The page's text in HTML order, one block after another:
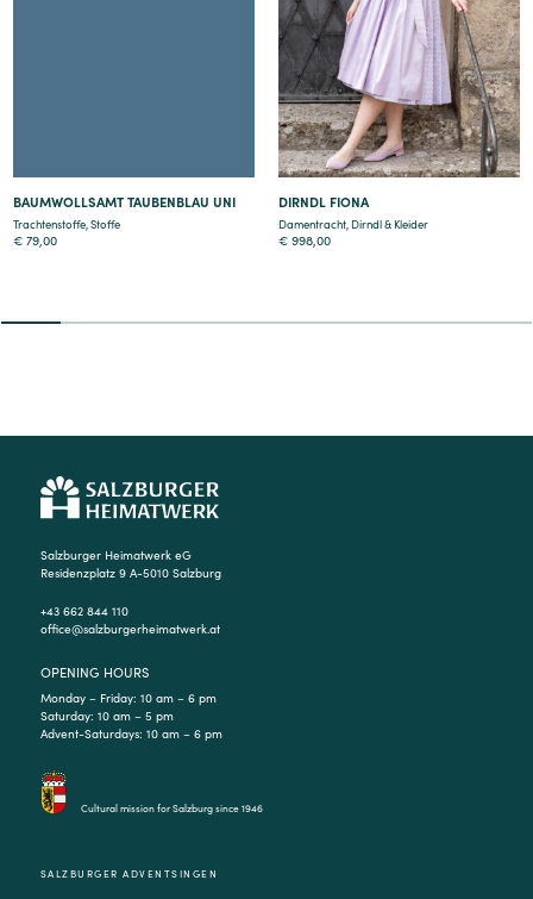
BAUMWOLLSAMT TAUBENBLAU UNI
Trachtenstoffe ,Stoffe
€ 79,00
Details
DIRNDL FIONA
Damentracht Dirndl & Kleider
€ 998,00
2 3 4 5 6 7 8 9
Salzburger Heimatwerk eG
Residenzplatz 9 A-5010 Salzburg
+43 662 844 110
office@salzburgerheimatwerk.at
OPENING HOURS
Monday – Friday: 10 am – 6 pm
Saturday: 10 am – 5 pm
Advent-Saturdays: 10 am – 6 pm
Cultural mission for Salzburg since 1946
SALZBURGER ADVENTSINGEN